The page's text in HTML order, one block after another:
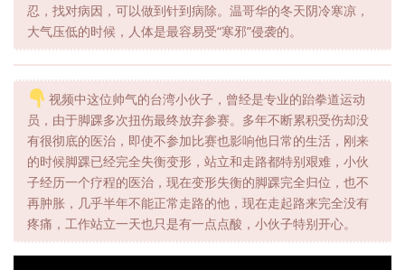
忍，找对病因，可以做到针到病除。温哥华的冬天阴冷寒凉，
大气压低的时候，人体是最容易受“寒邪”侵袭的。
视频中这位帅气的台湾小伙子，曾经是专业的跆拳道运动
员，由于脚踝多次扭伤最终放弃参赛。多年不断累积受伤却没
有很彻底的医治，即使不参加比赛也影响他日常的生活，刚来
的时候脚踝已经完全失衡变形，站立和走路都特别艰难，小伙
子经历一个疗程的医治，现在变形失衡的脚踝完全归位，也不
再肿胀，几乎半年不能正常走路的他，现在走起路来完全没有
疼痛，工作站立一天也只是有一点点酸，小伙子特别开心。